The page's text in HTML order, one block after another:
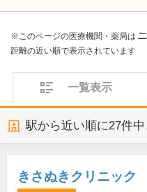
※このページの医療機関・薬局は
距離の近い順で表示されています
一覧表示
駅から近い順に27件中
きさぬきクリニック